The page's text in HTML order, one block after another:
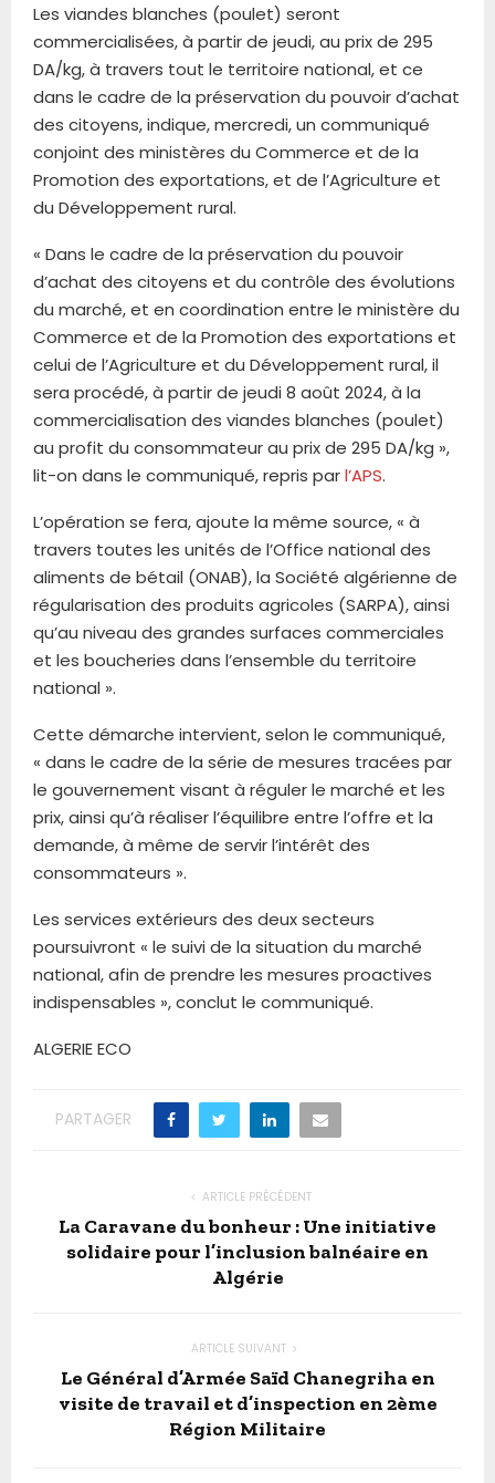
Les viandes blanches (poulet) seront
commercialisées, à partir de jeudi, au prix de 295
DA/kg, à travers tout le territoire national, et ce
dans le cadre de la préservation du pouvoir d’achat
des citoyens, indique, mercredi, un communiqué
conjoint des ministères du Commerce et de la
Promotion des exportations, et de l’Agriculture et
du Développement rural.
« Dans le cadre de la préservation du pouvoir
d’achat des citoyens et du contrôle des évolutions
du marché, et en coordination entre le ministère du
Commerce et de la Promotion des exportations et
celui de l’Agriculture et du Développement rural, il
sera procédé, à partir de jeudi 8 août 2024, à la
commercialisation des viandes blanches (poulet)
au profit du consommateur au prix de 295 DA/kg »,
lit-on dans le communiqué, repris parl’APS.
L’opération se fera, ajoute la même source, « à
travers toutes les unités de l’Office national des
aliments de bétail (ONAB), la Société algérienne de
régularisation des produits agricoles (SARPA), ainsi
qu’au niveau des grandes surfaces commerciales
et les boucheries dans l’ensemble du territoire
national ».
Cette démarche intervient, selon le communiqué,
« dans le cadre de la série de mesures tracées par
le gouvernement visant à réguler le marché et les
prix, ainsi qu’à réaliser l’équilibre entre l’offre et la
demande, à même de servir l’intérêt des
consommateurs ».
Les services extérieurs des deux secteurs
poursuivront « le suivi de la situation du marché
national, afin de prendre les mesures proactives
indispensables », conclut le communiqué.
ALGERIE ECO
PARTAGER
ARTICLE PRÉCÉDENT
La Caravane du bonheur : Une initiative
solidaire pour l’inclusion balnéaire en
Algérie
ARTICLE SUIVANT
Le Général d’Armée Saïd Chanegriha en
visite de travail et d’inspection en 2ème
Région Militaire